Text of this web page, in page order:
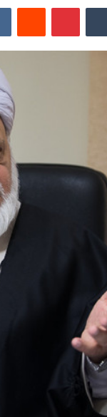
‫پین‌ترست ‫رددیت